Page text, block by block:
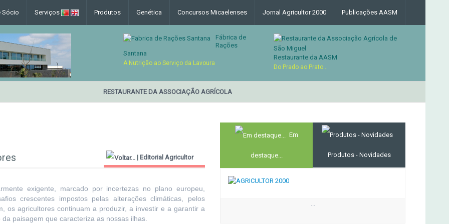
Sócio Serviços Produtos Genética Concursos Micaelenses Jornal Agricultor 2000 Publicações AASM
Fábrica de
Rações
Santana
A Nutrição ao Serviço da Lavoura
Restaurante da AASM
Do Prado ao Prato...
RESTAURANTE DA ASSOCIAÇÃO AGRÍCOLA
| Editorial Agricultor
exigente, marcado por incertezas no plano europeu,
crescentes impostos pelas alterações climáticas, pelos
os agricultores continuam a produzir, a investir e a garantir a
paisagem que caracteriza as nossas ilhas.
Em
destaque... Produtos - Novidades